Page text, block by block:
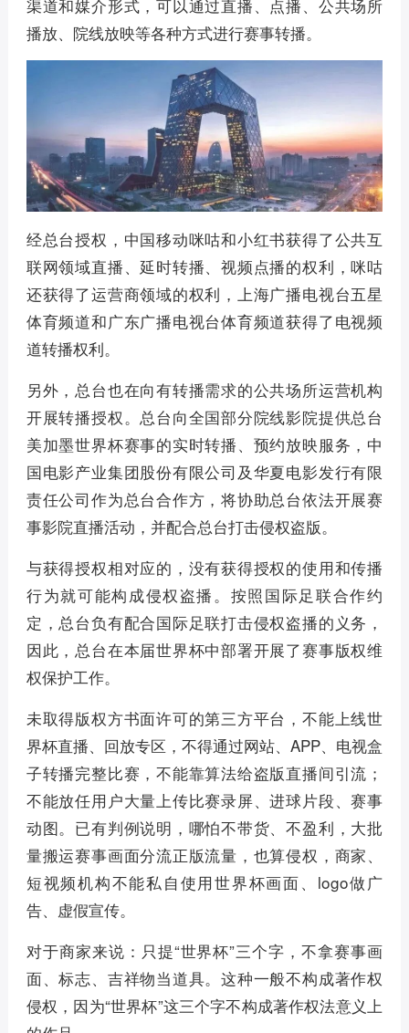
渠道和媒介形式，可以通过直播、点播、公共场所
播放、院线放映等各种方式进行赛事转播。
经总台授权，中国移动咪咕和小红书获得了公共互
联网领域直播、延时转播、视频点播的权利，咪咕
还获得了运营商领域的权利，上海广播电视台五星
体育频道和广东广播电视台体育频道获得了电视频
道转播权利。
另外，总台也在向有转播需求的公共场所运营机构
开展转播授权。总台向全国部分院线影院提供总台
美加墨世界杯赛事的实时转播、预约放映服务，中
国电影产业集团股份有限公司及华夏电影发行有限
责任公司作为总台合作方，将协助总台依法开展赛
事影院直播活动，并配合总台打击侵权盗版。
与获得授权相对应的，没有获得授权的使用和传播
行为就可能构成侵权盗播。按照国际足联合作约
定，总台负有配合国际足联打击侵权盗播的义务，
因此，总台在本届世界杯中部署开展了赛事版权维
权保护工作。
未取得版权方书面许可的第三方平台，不能上线世
界杯直播、回放专区，不得通过网站、APP、电视盒
子转播完整比赛，不能靠算法给盗版直播间引流；
不能放任用户大量上传比赛录屏、进球片段、赛事
动图。已有判例说明，哪怕不带货、不盈利，大批
量搬运赛事画面分流正版流量，也算侵权，商家、
短视频机构不能私自使用世界杯画面、logo做广
告、虚假宣传。
对于商家来说：只提“世界杯”三个字，不拿赛事画
面、标志、吉祥物当道具。这种一般不构成著作权
侵权，因为“世界杯”这三个字不构成著作权法意义上